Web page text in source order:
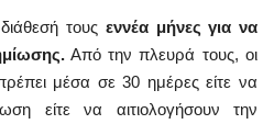
τους εννέα μήνες για να
Από την πλευρά τους, οι
μέσα σε 30 ημέρες είτε να
είτε να αιτιολογήσουν την